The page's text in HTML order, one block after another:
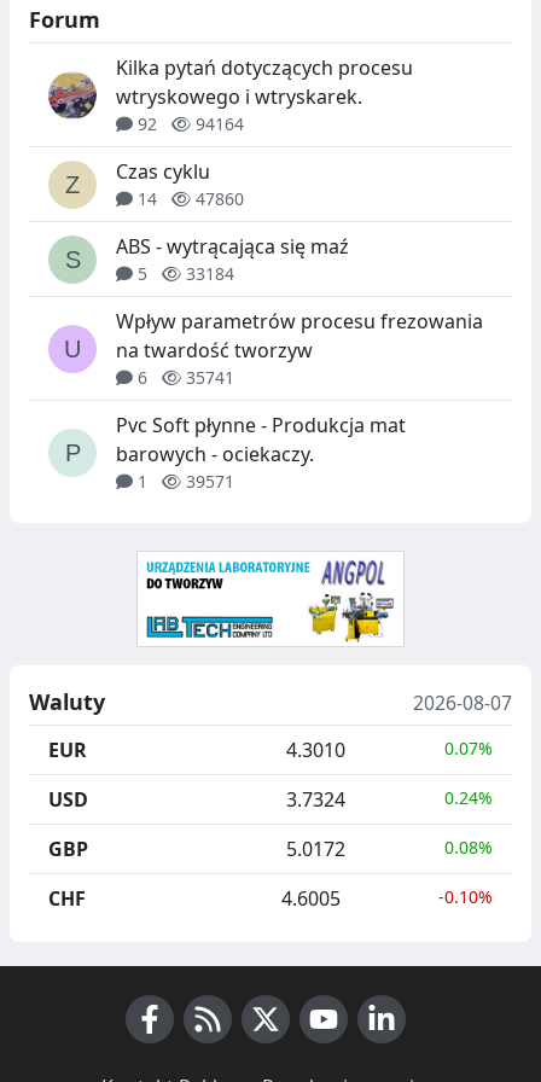
W
S
Z
T
U
C
Z
N
Y
C
H
A
D
Ó
W
Forum
Kilka pytań dotyczących procesu
wtryskowego i wtryskarek.
92 94164
Czas cyklu
14 47860
ABS - wytrącająca się maź
5 33184
Wpływ parametrów procesu frezowania
na twardość tworzyw
6 35741
Pvc Soft płynne - Produkcja mat
barowych - ociekaczy.
1 39571
Waluty
2026-08-07
EUR
4.3010 0.07%
USD 3.7324 0.24%
GBP 5.0172 0.08%
CHF 4.6005 -0.10%